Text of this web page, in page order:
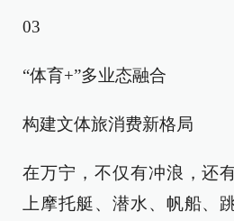
03
“体育+”多业态融合
构建文体旅消费新格局
在万宁，不仅有冲浪，还
上摩托艇、潜水、帆船、